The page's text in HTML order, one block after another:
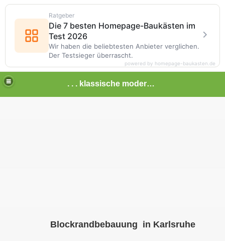
. . . klassische moderne baden-württemberg . . . . . . . . . . . . . . . . . . . . . . . . .
Blockrandbebauung in Karlsruhe
Ratgeber
Die 7 besten Homepage-Baukästen im
Test 2026
Wir haben die beliebtesten Anbieter verglichen.
Der Testsieger überrascht.
powered by homepage-baukasten.de